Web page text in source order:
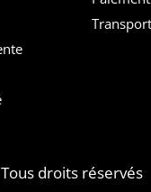
Transport
droits réservés